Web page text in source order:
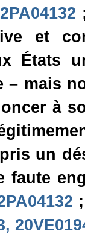
et
États
– mais
à
un
faute